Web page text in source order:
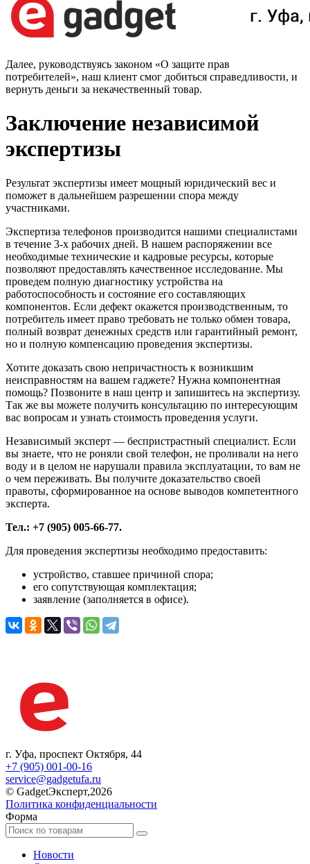
Далее, руководствуясь законом «О защите прав
потребителей», наш клиент смог добиться справедливости, и
вернуть деньги за некачественный товар.
Заключение независимой
экспертизы
Результат экспертизы имеет мощный юридический вес и
поможет в дальнейшем разрешении спора между
участниками.
Экспертиза телефонов производится нашими специалистами
в течение 3-х рабочих дней. В нашем распоряжении все
необходимые технические и кадровые ресурсы, которые
позволяют предоставлять качественное исследование. Мы
проведем полную диагностику устройства на
работоспособность и состояние его составляющих
компонентов. Если дефект окажется производственным, то
потребитель имеет право требовать не только обмен товара,
полный возврат денежных средств или гарантийный ремонт,
но и полную компенсацию проведения экспертизы.
Хотите доказать свою непричастность к возникшим
неисправностям на вашем гаджете? Нужна компонентная
помощь? Позвоните в наш центр и запишитесь на экспертизу.
Так же вы можете получить консультацию по интересующим
вас вопросам и узнать стоимость проведения услуги.
Независимый эксперт — беспристрастный специалист. Если
вы знаете, что не роняли свой телефон, не проливали на него
воду и в целом не нарушали правила эксплуатации, то вам не
о чем переживать. Вы получите доказательство своей
правоты, сформированное на основе выводов компетентного
эксперта.
Тел.: +7 (905) 005-66-77.
Для проведения экспертизы необходимо предоставить:
устройство, ставшее причиной спора;
его сопутствующая комплектация;
заявление (заполняется в офисе).
г. Уфа, проспект Октября, 44
+7 (905) 001-00-16
service@gadgetufa.ru
© GadgetЭксперт,2026
Политика конфиденциальности
Форма
Новости